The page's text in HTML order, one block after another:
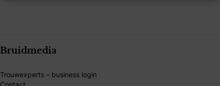
Bruidmedia
Trouwexperts – business login